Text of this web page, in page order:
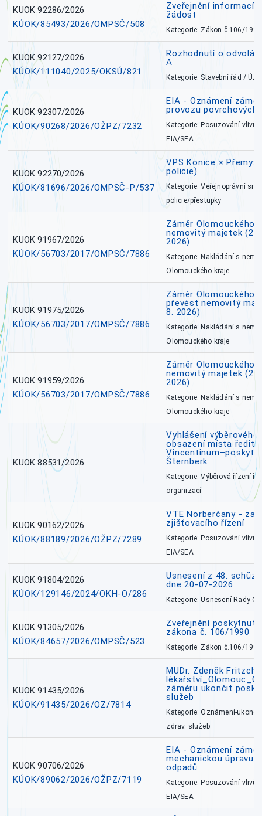
KUOK 92286/2026
KÚOK/85493/2026/OMPSČ/508
Zveřejnění informací
žádost
Kategorie: Zákon č.106/1999
KUOK 92127/2026
KÚOK/111040/2025/OKSÚ/821
Rozhodnutí o
A
Kategorie: Stavební řád /
KUOK 92307/2026
KÚOK/90268/2026/OŽPZ/7232
EIA - Oznámení
provozu povrchových
Kategorie: Posuzování vlivů
EIA/SEA
KUOK 92270/2026
KÚOK/81696/2026/OMPSČ-P/537
VPS Konice ×
policie)
Kategorie: Veřejnoprávní
policie/přestupky
KUOK 91967/2026
KÚOK/56703/2017/OMPSČ/7886
Záměr Olomouckého
nemovitý majetek
2026)
Kategorie: Nakládání s
Olomouckého kraje
KUOK 91975/2026
KÚOK/56703/2017/OMPSČ/7886
Záměr Olomouckého
převést nemovitý
8. 2026)
Kategorie: Nakládání s
Olomouckého kraje
KUOK 91959/2026
KÚOK/56703/2017/OMPSČ/7886
Záměr Olomouckého
nemovitý majetek
2026)
Kategorie: Nakládání s
Olomouckého kraje
KUOK 88531/2026
Vyhlášení výběrového
obsazení místa
Šternberk
Kategorie: Výběrová řízení-
organizací
KUOK 90162/2026
KÚOK/88189/2026/OŽPZ/7289
VTE Norberčany -
zjišťovacího řízení
Kategorie: Posuzování vlivů
EIA/SEA
KUOK 91804/2026
KÚOK/129146/2024/OKH-O/286
Usnesení z 48.
dne 20-07-2026
Kategorie: Usnesení Rady
KUOK 91305/2026
KÚOK/84657/2026/OMPSČ/523
Zveřejnění poskytnutí
zákona č. 106/1990
Kategorie: Zákon č.106/1999
KUOK 91435/2026
KÚOK/91435/2026/OZ/7814
MUDr. Zdeněk
záměru ukončit
služeb
Kategorie: Oznámení-
zdrav. služeb
KUOK 90706/2026
KÚOK/89062/2026/OŽPZ/7119
EIA - Oznámení
mechanickou úpravu
odpadů
Kategorie: Posuzování vlivů
EIA/SEA